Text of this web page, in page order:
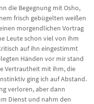
die Begegnung mit Osho,
frisch gebügelten weißen
morgendlichen Vortrag
Leute schon viel von ihm
auf ihn eingestimmt
Händen vor mir stand
Vertrautheit mit ihm, die
ging ich auf Abstand.
verloren, aber dann
Dienst und nahm den